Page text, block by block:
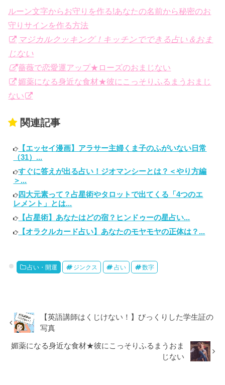
ルーン文字からお守りを作る!あなたの名前から秘密のお
守りサインを作る方法
マジカルクッキング！キッチンでできる占い＆おま
じない
薔薇で恋愛運アップ★ローズのおまじない
媚薬になる身近な食材★彼にこっそりふるまうおまじ
ない
関連記事
【エッセイ漫画】アラサー主婦くま子のふがいない日常
（31）...
すぐに答えが出る占い！ジオマンシーとは？＜やり方編
＞...
四大元素って？占星術やタロットで出てくる「4つのエ
レメント」とは...
【占星術】あなたはどの宿？ヒンドゥーの星占い...
【オラクルカード占い】あなたのモヤモヤの正体は？...
占い・開運 ジンクス 占い 数字
【英語講師はくじけない！】びっくりした学生証の
写真
媚薬になる身近な食材★彼にこっそりふるまうおま
じない